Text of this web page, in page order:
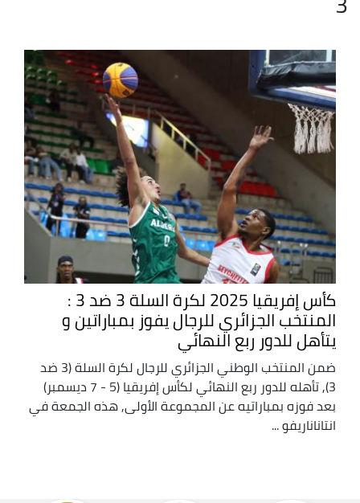
كأس إفريقيا 2025 لكرة السلة 3 ضد 3 :
المنتخب الجزائري للرجال يفوز بمباراتين و
يتأهل للدور ربع النهائي
ضمن المنتخب الوطني الجزائري للرجال لكرة السلة (3 ضد
3), تأهله للدور ربع النهائي لكأس إفريقيا (5 - 7 ديسمبر)
بعد فوزه بمباراتيه عن المجموعة الأولى, هذه الجمعة في
انتاناناريفو ...